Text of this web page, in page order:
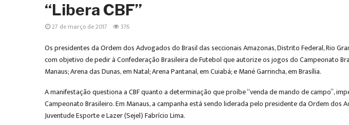
“Libera CBF”
27 de março de 2017 376
Os presidentes da Ordem dos Advogados do Brasil das seccionais Amazonas, Distrito Federal, Rio
com objetivo de pedir à Confederação Brasileira de Futebol que autorize os jogos do Campeonato
Manaus; Arena das Dunas, em Natal; Arena Pantanal, em Cuiabá; e Mané Garrincha, em Brasília.
A manifestação questiona a CBF quanto a determinação que proíbe “venda de mando de campo”,
Campeonato Brasileiro. Em Manaus, a campanha está sendo liderada pelo presidente da Ordem
Juventude Esporte e Lazer (Sejel) Fabrício Lima.